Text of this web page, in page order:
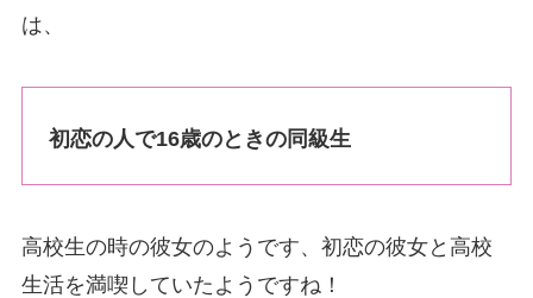
は、
初恋の人で16歳のときの同級生
高校生の時の彼女のようです、初恋の彼女と高校
生活を満喫していたようですね！